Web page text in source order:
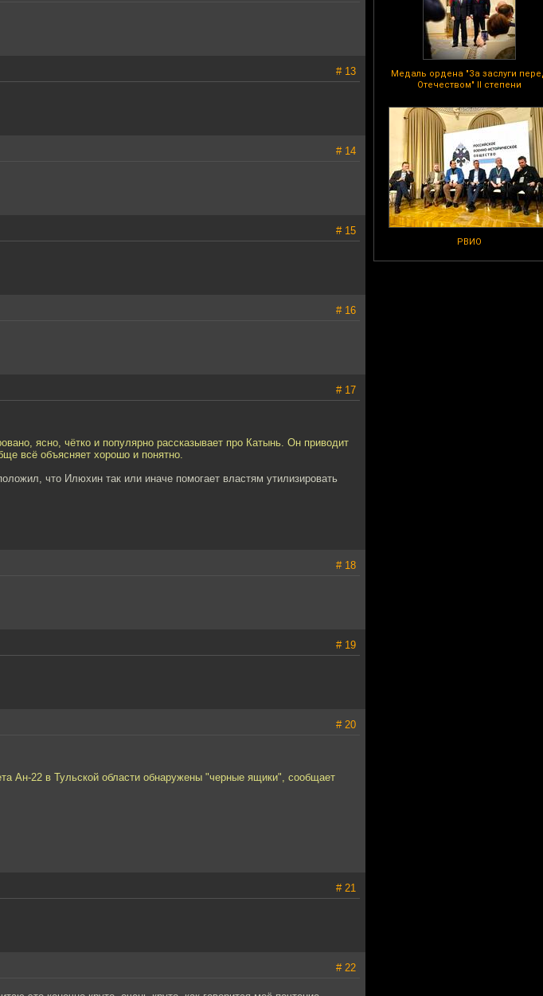
Медаль ордена "За заслуги
Отечеством" II степени
РВИО
# 13
# 14
# 15
# 16
# 17
ясно, чётко и популярно рассказывает про Катынь. Он приводит
всё объясняет хорошо и понятно.
что Илюхин так или иначе помогает властям утилизировать
# 18
# 19
# 20
Ан-22 в Тульской области обнаружены "черные ящики", сообщает
# 21
# 22